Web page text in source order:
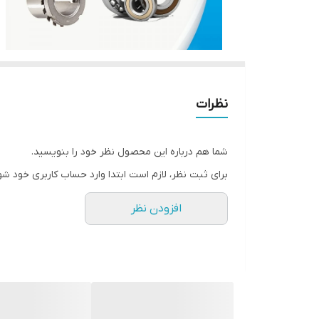
نظرات
شما هم درباره این محصول نظر خود را بنویسید.
برای ثبت نظر، لازم است ابتدا وارد حساب کاربری خود
افزودن نظر